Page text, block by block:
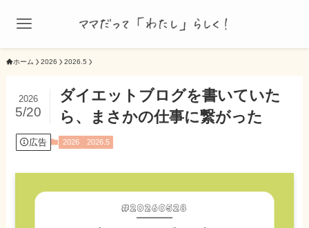
ホーム 2026 2026.5
ダイエットブログを書いていた
ら、まさかの仕事に繋がった
2026
5/20
広告 2026 2026.5